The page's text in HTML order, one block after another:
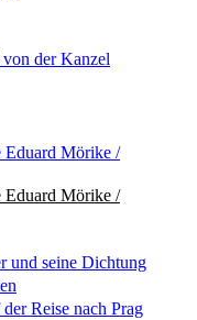
der Kanzel
Eduard Mörike /
Eduard Mörike /
und seine Dichtung
Reise nach Prag